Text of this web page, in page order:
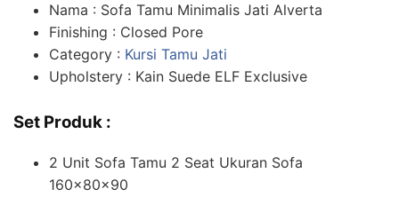
Nama : Sofa Tamu Minimalis Jati Alverta
Finishing : Closed Pore
Category : Kursi Tamu Jati
Upholstery : Kain Suede ELF Exclusive
Set Produk :
2 Unit Sofa Tamu 2 Seat Ukuran Sofa
160x80x90